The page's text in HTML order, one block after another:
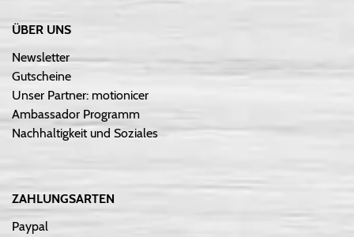
ÜBER UNS
Newsletter
Gutscheine
Unser Partner: motionicer
Ambassador Programm
Nachhaltigkeit und Soziales
ZAHLUNGSARTEN
Paypal